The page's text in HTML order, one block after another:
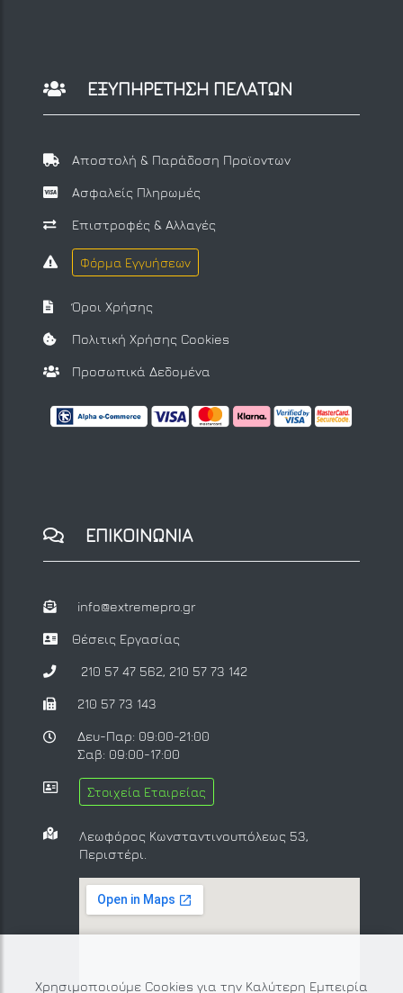
Χρησιμοποιούμε Cookies για την Καλύτερη Εμπειρία
ΕΞΥΠΗΡΕΤΗΣΗ ΠΕΛΑΤΩΝ
Αποστολή & Παράδοση Προϊοντων
Ασφαλείς Πληρωμές
Επιστροφές & Αλλαγές
Φόρμα Εγγυήσεων
Όροι Χρήσης
Πολιτική Χρήσης Cookies
Προσωπικά Δεδομένα
ΕΠΙΚΟΙΝΩΝΙΑ
info@extremepro.gr
Θέσεις Εργασίας
210 57 47 562, 210 57 73 142
210 57 73 143
Δευ-Παρ: 09:00-21:00
Σαβ: 09:00-17:00
Στοιχεία Εταιρείας
Λεωφόρος Κωνσταντινουπόλεως 53,
Περιστέρι.